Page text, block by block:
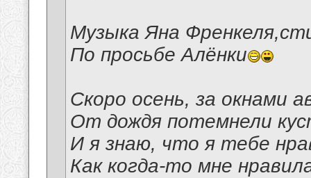
Музыка Яна
По просьбе Алёнки
Скоро осень, за окнами
От дождя потемнели
И я знаю, что я тебе
Как когда-то мне